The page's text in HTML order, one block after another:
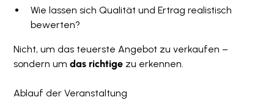
Wie lassen sich Qualität und Ertrag realistisch
bewerten?
Nicht, um das teuerste Angebot zu verkaufen –
sondern umdas richtige zu erkennen.
Ablauf der Veranstaltung